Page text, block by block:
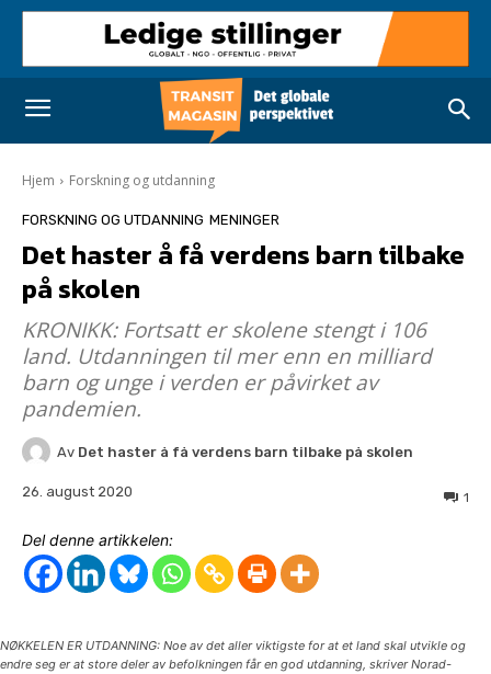
Hjem Forskning og utdanning
FORSKNING OG UTDANNING MENINGER
Det haster å få verdens barn tilbake
på skolen
KRONIKK: Fortsatt er skolene stengt i 106
land. Utdanningen til mer enn en milliard
barn og unge i verden er påvirket av
pandemien.
Av Det haster å få verdens barn tilbake på skolen
26. august 2020 1
Del denne artikkelen:
NØKKELEN ER UTDANNING: Noe av det aller viktigste for at et land skal utvikle og
endre seg er at store deler av befolkningen får en god utdanning, skriver Norad-